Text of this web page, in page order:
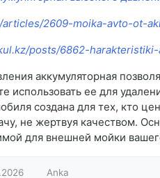
2609-moika-avto-ot-
posts/6862-
аккумуляторная
использовать ее для
создана для тех, кто
не жертвуя качеством.
для внешней мойки
Anka